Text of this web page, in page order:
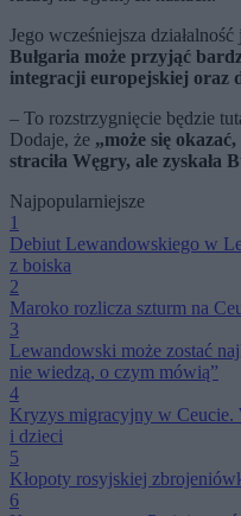
Jego wcześniejsza
Bułgaria może przyjąć
integracji europejskiej oraz
– To rozstrzygnięcie będzie
Dodaje, że „może się
straciła Węgry, ale zyskała
Najpopularniejsze
1
Debiut Lewandowskiego w
z boiska
2
Maroko rozlicza szturm na
3
Lewandowski może zostać
nie wiedzą, o czym mówią”
4
Kryzys migracyjny w Ceucie.
i dzieci
5
Kłopoty rosyjskiej
6